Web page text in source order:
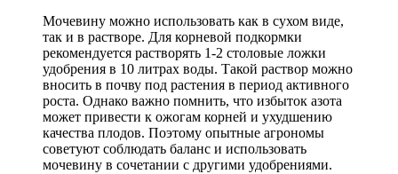
Мочевину можно использовать как в сухом виде,
так и в растворе. Для корневой подкормки
рекомендуется растворять 1-2 столовые ложки
удобрения в 10 литрах воды. Такой раствор можно
вносить в почву под растения в период активного
роста. Однако важно помнить, что избыток азота
может привести к ожогам корней и ухудшению
качества плодов. Поэтому опытные агрономы
советуют соблюдать баланс и использовать
мочевину в сочетании с другими удобрениями.